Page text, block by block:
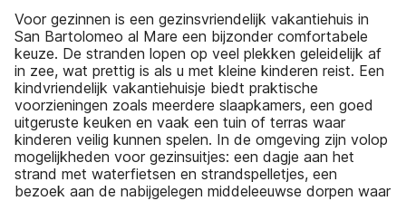
Voor gezinnen is een gezinsvriendelijk vakantiehuis in
San Bartolomeo al Mare een bijzonder comfortabele
keuze. De stranden lopen op veel plekken geleidelijk af
in zee, wat prettig is als u met kleine kinderen reist. Een
kindvriendelijk vakantiehuisje biedt praktische
voorzieningen zoals meerdere slaapkamers, een goed
uitgeruste keuken en vaak een tuin of terras waar
kinderen veilig kunnen spelen. In de omgeving zijn volop
mogelijkheden voor gezinsuitjes: een dagje aan het
strand met waterfietsen en strandspelletjes, een
bezoek aan de nabijgelegen middeleeuwse dorpen waar